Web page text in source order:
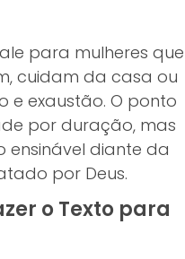
para mulheres que
cuidam da casa ou
e exaustão. O ponto
por duração, mas
ensinável diante da
por Deus.
o Texto para